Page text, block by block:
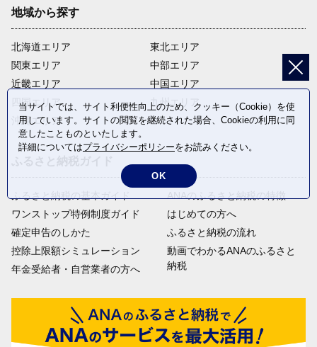
地域から探す
北海道エリア
関東エリア
近畿エリア
四国エリア
沖縄エリア
東北エリア
中部エリア
中国エリア
九州エリア
ワンストップ特例制度ガイド
確定申告のしかた
控除上限額シミュレーション
年金受給者・自営業者の方へ
はじめての方へ
ふるさと納税の流れ
動画でわかるANAのふるさと
納税
当サイトでは、サイト利便性向上のため、クッキー（Cookie）を使
用しています。サイトの閲覧を継続された場合、Cookieの利用に同
意したことものといたします。
詳細についてはプライバシーポリシーをお読みください。
OK